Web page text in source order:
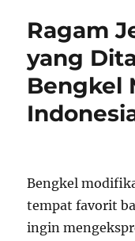
Ragam
yang
Bengkel
Bengkel
tempat favorit
ingin